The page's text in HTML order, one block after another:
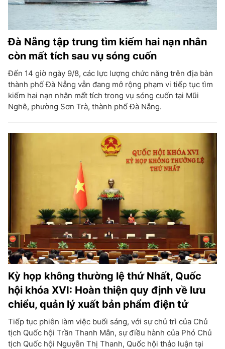
Đà Nẵng tập trung tìm kiếm hai nạn nhân
còn mất tích sau vụ sóng cuốn
Đến 14 giờ ngày 9/8, các lực lượng chức năng trên địa bàn
thành phố Đà Nẵng vẫn đang mở rộng phạm vi tiếp tục tìm
kiếm hai nạn nhân mất tích trong vụ sóng cuốn tại Mũi
Nghê, phường Sơn Trà, thành phố Đà Nẵng.
Kỳ họp không thường lệ thứ Nhất, Quốc
hội khóa XVI: Hoàn thiện quy định về lưu
chiểu, quản lý xuất bản phẩm điện tử
Tiếp tục phiên làm việc buổi sáng, với sự chủ trì của Chủ
tịch Quốc hội Trần Thanh Mẫn, sự điều hành của Phó Chủ
tịch Quốc hội Nguyễn Thị Thanh, Quốc hội thảo luận tại